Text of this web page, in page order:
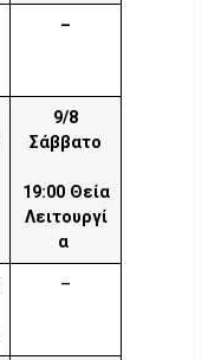
–
9/8
Σάββατο
19:00 Θεία
Λειτουργί
α
–